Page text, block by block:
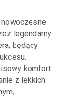
nowoczesne
legendarny
będący
komfort
z lekkich